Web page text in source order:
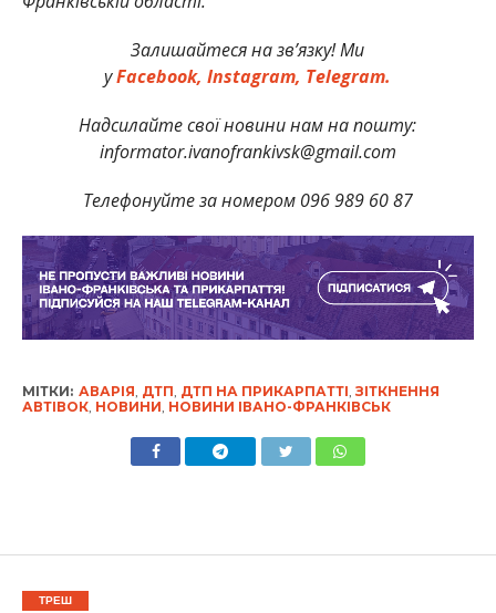
Залишайтеся на зв’язку! Ми
уFacebook, Instagram, Telegram.
Надсилайте свої новини нам на пошту:
informator.ivanofrankivsk@gmail.com
Телефонуйте за номером 096 989 60 87
МІТКИ: АВАРІЯ, ДТП, ДТП НА ПРИКАРПАТТІ, ЗІТКНЕННЯ
АВТІВОК, НОВИНИ, НОВИНИ ІВАНО-ФРАНКІВСЬК
ТРЕШ